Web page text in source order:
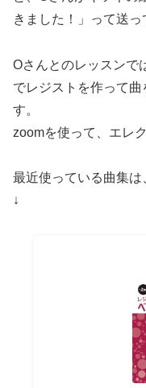
きました！」って送っ
Oさんとのレッスン
でレジストを作って
す。
zoomを使って、エレ
最近使っている曲集は
↓